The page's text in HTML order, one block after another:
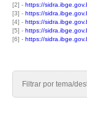
[2] - https://
[3] - https://
[4] - https://
[5] - https://
[6] - https://
Filtrar por tema/